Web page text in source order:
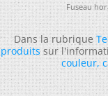
Fuseau
Dans la rubrique
produitssur
couleur,